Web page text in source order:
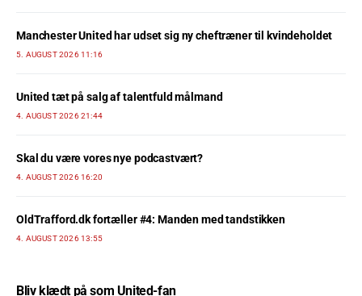
Manchester United har udset sig ny cheftræner til kvindeholdet
5. AUGUST 2026 11:16
United tæt på salg af talentfuld målmand
4. AUGUST 2026 21:44
Skal du være vores nye podcastvært?
4. AUGUST 2026 16:20
OldTrafford.dk fortæller #4: Manden med tandstikken
4. AUGUST 2026 13:55
Bliv klædt på som United-fan